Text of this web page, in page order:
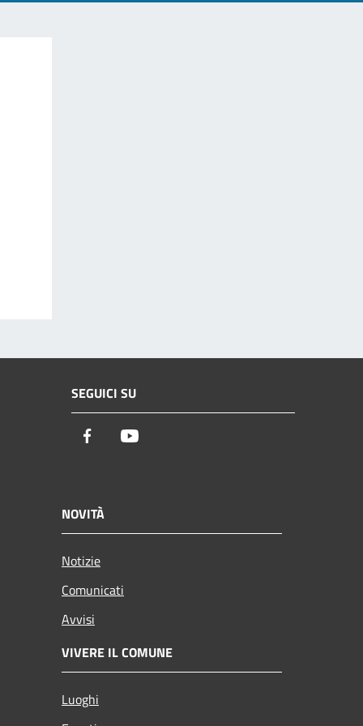
SEGUICI SU
Facebook
NOVITÀ
Notizie
Comunicati
Avvisi
VIVERE IL COMUNE
Luoghi